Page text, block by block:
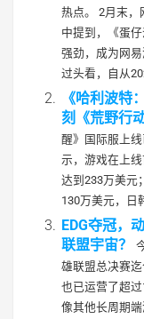
热点。 2月末，
中提到，《蛋
强劲，成为网
过头看，自从
《哈利波特
刻《荒野行
醒》国际服上
示，游戏在上
达到233万美元
130万美元，日
EDG夺冠，
联盟宇宙？
雄联盟总决赛
也已运营了超
像其他长周期